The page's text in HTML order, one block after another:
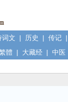
词文 | 历史 | 传记 |
體 | 大藏经 | 中医